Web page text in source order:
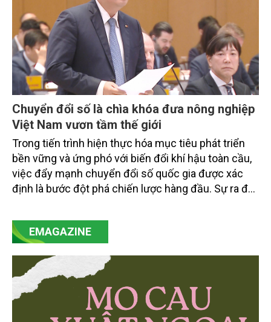
Chuyển đổi số là chìa khóa đưa nông nghiệp
Việt Nam vươn tầm thế giới
Trong tiến trình hiện thực hóa mục tiêu phát triển
bền vững và ứng phó với biến đổi khí hậu toàn cầu,
việc đẩy mạnh chuyển đổi số quốc gia được xác
định là bước đột phá chiến lược hàng đầu. Sự ra đời
mạnh mẽ, thúc đẩy quá trình cải cách toàn diện,
minh bạch hóa chuỗi cung ứng và nâng cao hiệu
then chốt là nông nghiệp và môi trường.
EMAGAZINE